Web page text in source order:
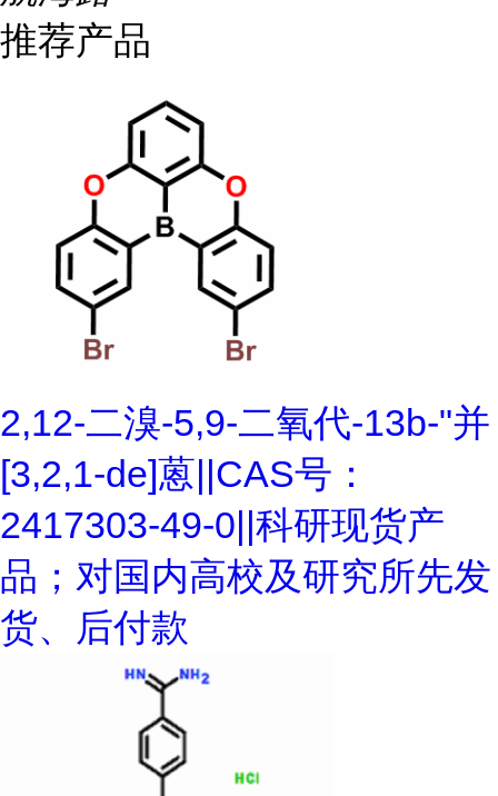
推荐产品
2,12-二溴-5,9-二氧代-13b-"并
[3,2,1-de]蒽||CAS号：
2417303-49-0||科研现货产
品；对国内高校及研究所先发
货、后付款